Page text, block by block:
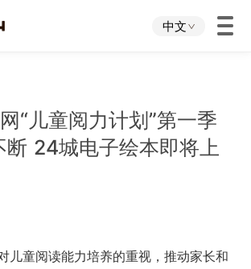
中文
“儿童阅力计划”第一季
断 24城电子绘本即将上
童阅读能力培养的重视，推动家长和